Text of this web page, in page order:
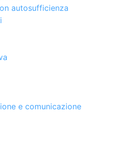
autosufficienza
e comunicazione